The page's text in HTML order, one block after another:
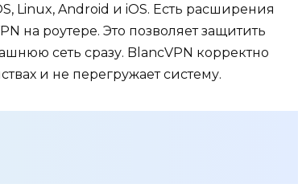
Linux, Android и iOS. Есть расширения
на роутере. Это позволяет защитить
сеть сразу. BlancVPN корректно
и не перегружает систему.